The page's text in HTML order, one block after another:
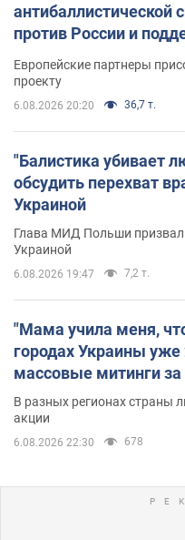
антибаллистической
против России и
Европейские партнеры
проекту
6.08.2026 20:20 36,7 т.
"Балистика убивает
обсудить перехват
Украиной
Глава МИД Польши призвал
Украиной
6.08.2026 19:47 7,2 т.
"Мама учила меня,
городах Украины уже
массовые митинги
Фото и видео
В разных регионах страны
акции
6.08.2026 22:30 678